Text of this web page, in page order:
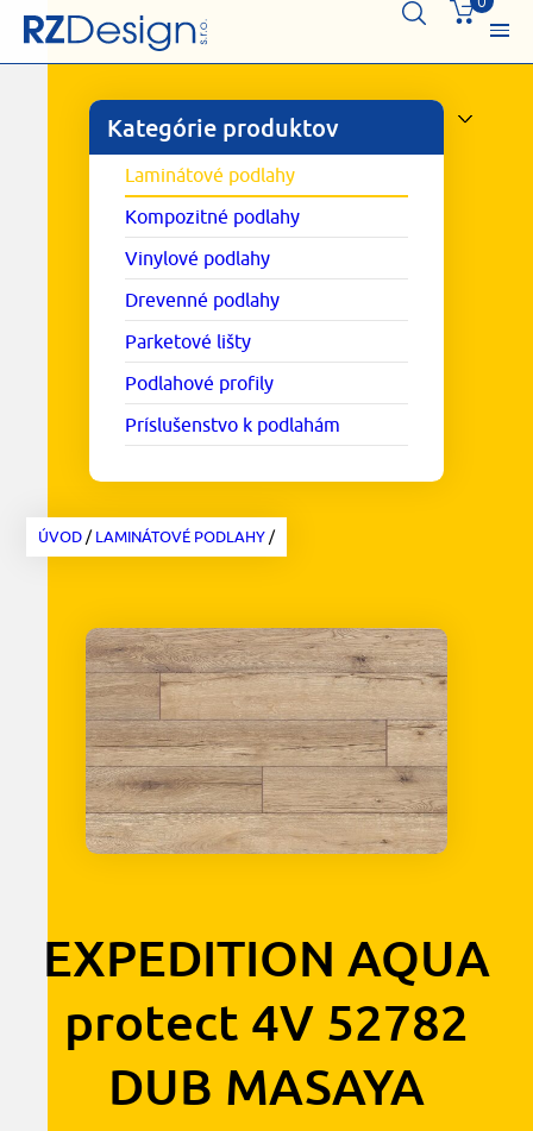
Kategórie produktov
Laminátové podlahy
Kompozitné podlahy
Vinylové podlahy
Drevenné podlahy
Parketové lišty
Podlahové profily
Príslušenstvo k podlahám
ÚVOD/LAMINÁTOVÉ PODLAHY/
EXPEDITION AQUA
protect 4V 52782
DUB MASAYA